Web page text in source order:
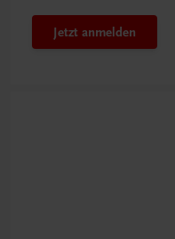
Jetzt anmelden